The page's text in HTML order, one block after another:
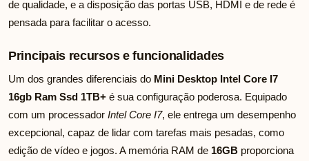
de qualidade, e a disposição das portas USB, HDMI e de rede é
pensada para facilitar o acesso.
Principais recursos e funcionalidades
Um dos grandes diferenciais do Mini Desktop Intel Core I7
16gb Ram Ssd 1TB+ é sua configuração poderosa. Equipado
com um processador Intel Core I7, ele entrega um desempenho
excepcional, capaz de lidar com tarefas mais pesadas, como
edição de vídeo e jogos. A memória RAM de 16GB proporciona